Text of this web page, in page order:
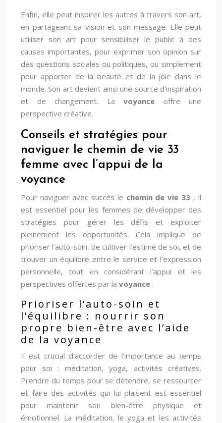
Enfin, elle peut inspirer les autres à travers son art,
en partageant sa vision et son message. Elle peut
utiliser son art pour sensibiliser le public à des
causes importantes, pour exprimer son opinion sur
des questions sociales ou politiques, ou simplement
pour apporter de la beauté et de la joie dans le
monde. Son art devient ainsi une source d’inspiration
et de changement. La voyance offre une
perspective créative.
Conseils et stratégies pour
naviguer le chemin de vie 33
femme avec l’appui de la
voyance
Pour naviguer avec succès le chemin de vie 33 , il
est essentiel pour les femmes de développer des
stratégies pour gérer les défis et exploiter
pleinement les opportunités. Cela implique de
prioriser l’auto-soin, de cultiver l’estime de soi, et de
trouver un équilibre entre le service et l’expression
personnelle, tout en considérant l’appui et les
perspectives offertes par la voyance .
Prioriser l’auto-soin et
l’équilibre : nourrir son
propre bien-être avec l’aide
de la voyance
Il est crucial d’accorder de l’importance au temps
pour soi : méditation, yoga, activités créatives.
Prendre du temps pour se détendre, se ressourcer
et faire des activités qui lui plaisent est essentiel
pour maintenir son bien-être physique et
émotionnel. La méditation, le yoga et les activités